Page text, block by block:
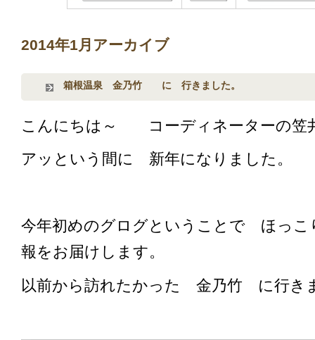
2014年1月アーカイブ
箱根温泉 金乃竹 に 行きました。
こんにちは～ コーディネーターの笠
アッという間に 新年になりました。
今年初めのグログということで ほっ
報をお届けします。
以前から訪れたかった 金乃竹 に行き